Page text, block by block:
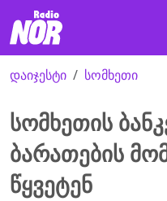
დაიჯესტი სომხეთი
სომხეთის
ბარათების
წყვეტენ